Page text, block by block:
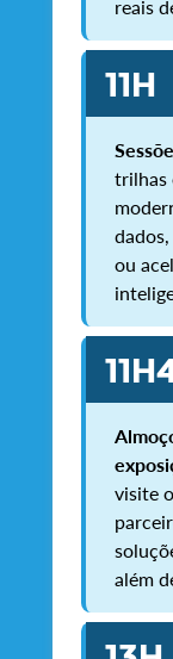
reais
11H
trilhas
ou
visite
além